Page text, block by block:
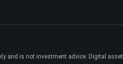
is not investment advice. Digital